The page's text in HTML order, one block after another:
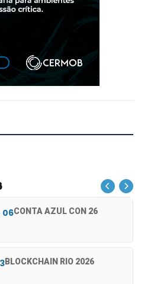
06CONTA AZUL CON 26
BLOCKCHAIN RIO 2026